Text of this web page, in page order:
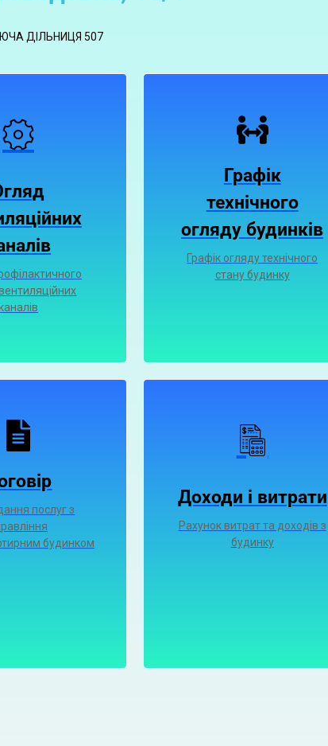
ДІЛЬНИЦЯ 507
Графік
технічного
огляду будинків
Графік огляду технічного
стану будинку
послуг з
будинком
Доходи і витрати
Рахунок витрат та доходів з
будинку